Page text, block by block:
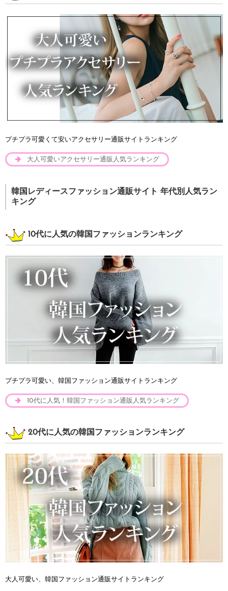
プチプラ可愛くて安いアクセサリー通販サイトランキング
大人可愛いアクセサリー通販人気ランキング
韓国レディースファッション通販サイト 年代別人気ラン
キング
10代に人気の韓国ファッションランキング
プチプラ可愛い、韓国ファッション通販サイトランキング
10代に人気！韓国ファッション通販人気ランキング
20代に人気の韓国ファッションランキング
大人可愛い、韓国ファッション通販サイトランキング